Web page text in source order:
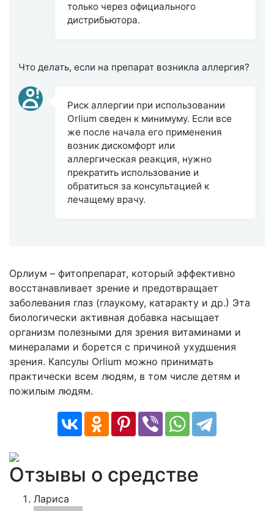
только через официального
дистрибьютора.
Что делать, если на препарат возникла аллергия?
Риск аллергии при использовании
Orlium сведен к минимуму. Если все
же после начала его применения
возник дискомфорт или
аллергическая реакция, нужно
прекратить использование и
обратиться за консультацией к
лечащему врачу.
Орлиум – фитопрепарат, который эффективно
восстанавливает зрение и предотвращает
заболевания глаз (глаукому, катаракту и др.) Эта
биологически активная добавка насыщает
организм полезными для зрения витаминами и
минералами и борется с причиной ухудшения
зрения. Капсулы Orlium можно принимать
практически всем людям, в том числе детям и
пожилым людям.
Отзывы о средстве
Лариса